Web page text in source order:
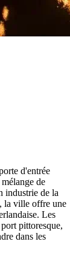
d'entrée
de
industrie de la
la ville offre une
Les
pittoresque,
dans les